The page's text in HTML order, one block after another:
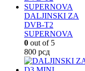
DALJINSKI ZA
DVB-T2
SUPERNOVA
0 out of 5
800 рсд